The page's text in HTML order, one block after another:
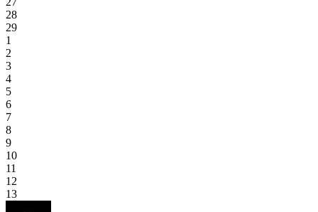
28
29
1
2
3
4
5
6
7
8
9
10
11
12
13